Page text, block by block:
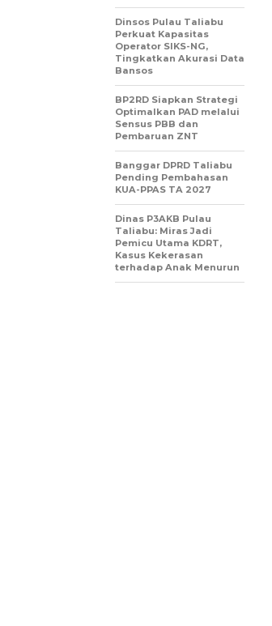
Dinsos Pulau Taliabu
Perkuat Kapasitas
Operator SIKS-NG,
Tingkatkan Akurasi Data
Bansos
BP2RD Siapkan Strategi
Optimalkan PAD melalui
Sensus PBB dan
Pembaruan ZNT
Banggar DPRD Taliabu
Pending Pembahasan
KUA-PPAS TA 2027
Dinas P3AKB Pulau
Taliabu: Miras Jadi
Pemicu Utama KDRT,
Kasus Kekerasan
terhadap Anak Menurun